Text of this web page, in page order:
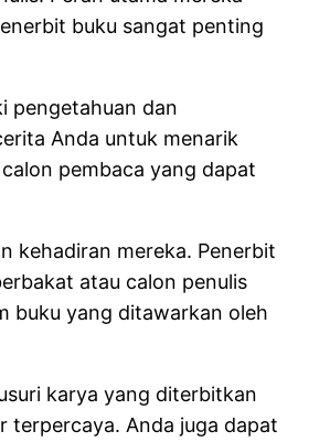
buku sangat penting
pengetahuan dan
Anda untuk menarik
pembaca yang dapat
kehadiran mereka. Penerbit
atau calon penulis
buku yang ditawarkan oleh
karya yang diterbitkan
terpercaya. Anda juga dapat